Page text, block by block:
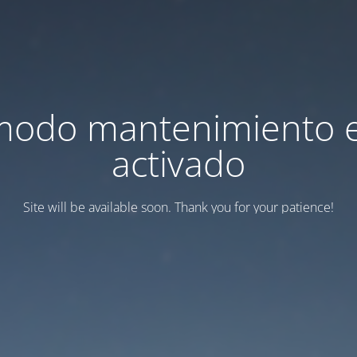
mantenimiento
activado
Site will be available soon. Thank you for your patience!